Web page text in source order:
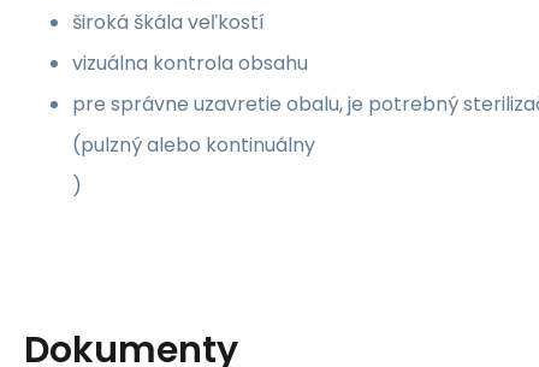
široká škála veľkostí
vizuálna kontrola obsahu
pre správne uzavretie obalu, je potrebný
(pulzný alebo kontinuálny
)
Dokumenty